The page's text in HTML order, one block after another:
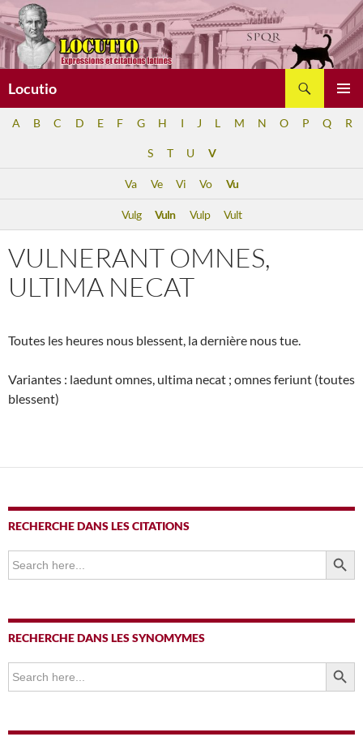
Aller
au
contenu
Locutio
A B C D E F G H I J L M N O P Q R
S T U V
Va Ve Vi Vo Vu
Vulg Vuln Vulp Vult
VULNERANT OMNES,
ULTIMA NECAT
Toutes les heures nous blessent, la dernière nous tue.
Variantes : laedunt omnes, ultima necat ; omnes feriunt (toutes
blessent)
RECHERCHE DANS LES CITATIONS
Search
for:
SEARCH
RECHERCHE DANS LES SYNOMYMES
Search
for:
SEARCH